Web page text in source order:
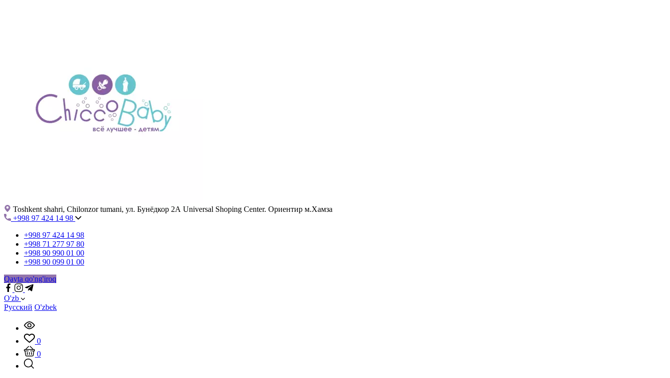
Toshkent shahri, Chilonzor tumani, ул. Бунёдкор 2А Universal Shoping Center. Ориентир м.Хамза
+998 97 424 14 98
+998 97 424 14 98
+998 71 277 97 80
+998 90 990 01 00
+998 90 099 01 00
Qayta qo'ng'iroq
O'zb
Русский O'zbek
0
0